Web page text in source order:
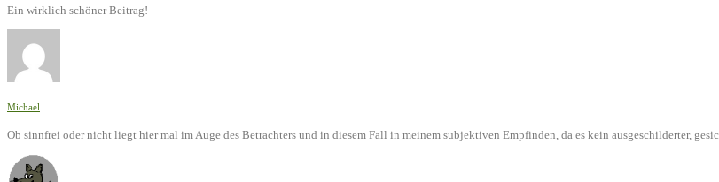
Ein wirklich schöner Beitrag!
Michael
Ob sinnfrei oder nicht liegt hier mal im Auge des Betrachters und in diesem Fall in meinem subjektiven Empfinden, da es kein ausgeschilderter,